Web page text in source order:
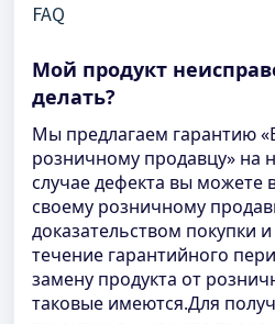
FAQ
Мой продукт
делать?
Мы предлагаем гарантию
розничному продавцу» на
случае дефекта вы можете
своему розничному
доказательством покупки
течение гарантийного
замену продукта от
таковые имеются.Для